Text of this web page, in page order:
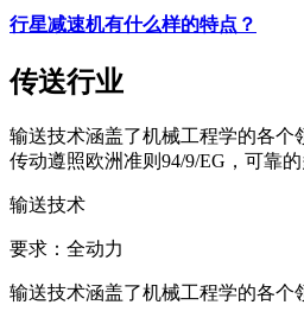
行星减速机有什么样的特点？
传送行业
输送技术涵盖了机械工程学的各个
传动遵照欧洲准则94/9/EG，可靠
输送技术
要求：全动力
输送技术涵盖了机械工程学的各个